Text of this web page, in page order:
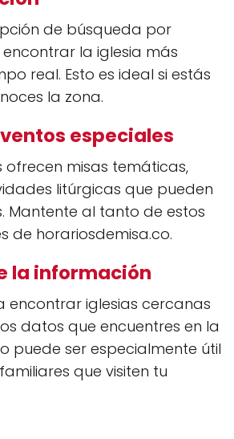
de búsqueda por
la iglesia más
real. Esto es ideal si estás
la zona.
especiales
ofrecen misas temáticas,
litúrgicas que pueden
Mantente al tanto de estos
de horariosdemisa.co.
la información
encontrar iglesias cercanas
datos que encuentres en la
puede ser especialmente útil
que visiten tu